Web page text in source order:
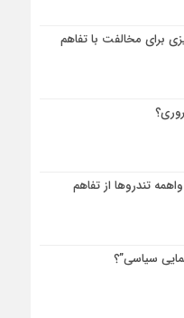
برای مخالفت با تفاهم
تندروها از تفاهم
سیاسی”؟